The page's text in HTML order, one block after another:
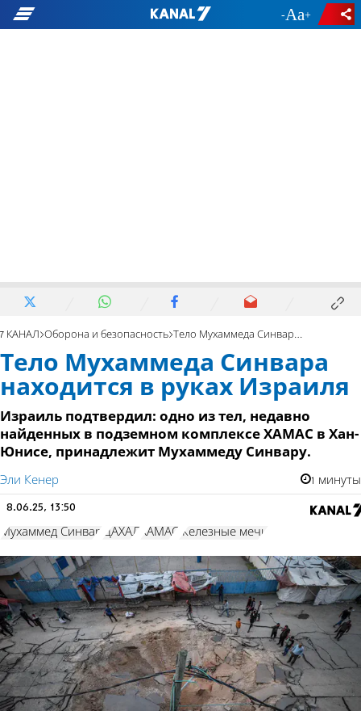
- +
7 КАНАЛ Оборона и безопасность Тело Мухаммеда Синвара находится в руках Израиля
Тело Мухаммеда Синвара
находится в руках Израиля
Израиль подтвердил: одно из тел, недавно
найденных в подземном комплексе ХАМАС в Хан-
Юнисе, принадлежит Мухаммеду Синвару.
Эли Кенер 1 минуты
8.06.25, 13:50
Мухаммед Синвар ЦАХАЛ ХАМАС Железные мечи